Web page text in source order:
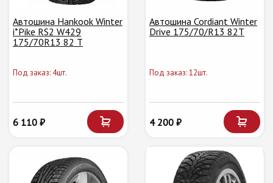
Автошина Hankook Winter
i*Pike RS2 W429
175/70R13 82 T
Под заказ: 4шт.
6 110 ₽
Автошина Cordiant Winter
Drive 175/70/R13 82T
Под заказ: 12шт.
4 200 ₽